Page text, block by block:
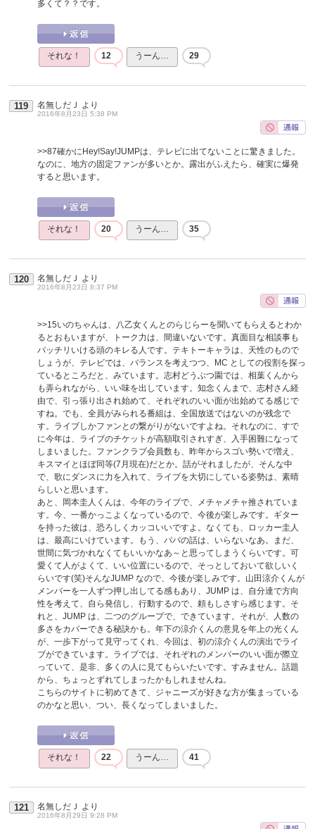
多くて？？です。
それな！ 12 うーん… 29
119 名無しだＪ より
2016年8月23日 5:38 PM
>>87確かにHey!Say!JUMPは、テレビに出てないことに驚きました。
なのに、地方の固定ファンが多いとか。露出がふえたら、確実に爆発
すると思います。
それな！ 20 うーん… 35
120 名無しだＪ より
2016年8月23日 8:37 PM
>>15いのちゃんは、八乙女くんとのらじらーを聞いてもらえるとわか
るとおもいますが、トーク力は、間違いないです。真面目な相談事も
バッチリいける頭のキレる人です。テキトーキャラは、天性のもので
しょうが、テレビでは、バランスを考えつつ、MC としての役割を探っ
ているところだと、みています。志村どうぶつ園では、相葉くんから
も弄られながら、いい味を出しています。知念くんまで、志村さん経
由で、引っ張り出され始めて、それぞれのいい面が出始めてる感じで
すね。でも、全員がみられる番組は、全国放送ではないのが残念で
す。ライブしかファンとの繋がりがないですよね。それなのに、すで
に今年は、ライブのチケットが高額取引されすぎ、入手困難になって
しまいました。ファンクラブ会員数も、昨年からスゴい勢いで増え、
キスマイとほぼ同等(7月現在)だとか。話がそれましたが、そんな中
で、歌にダンスに力を入れて、ライブを大切にしている姿勢は、素晴
らしいと思います。
あと、岡本圭人くんは、今年のライブで、メチャメチャ推されていま
す。今、一番かっこよくなっているので、今後が楽しみです。ギター
を持った彼は、恐ろしくカッコいいですよ。なくても、ロッカー圭人
は、最高にいけています。もう、パパの話は、いらないなあ。まだ、
世間に気づかれなくてもいいかなあ～と思ってしまうくらいです。可
愛くて人がよくて、いい位置にいるので、そっとしておいて欲しいく
らいです(笑)そんなJUMP なので、今後が楽しみです。山田涼介くんが
メンバーを一人ずつ押し出してる感もあり、JUMP は、自分達で方向
性を考えて、自ら発信し、行動するので、頼もしさすら感じます。そ
れと、JUMP は、二つのグループで、できています。それが、人数の
多さをカバーできる秘訣かも。年下の涼介くんの意見を年上の光くん
が、一歩下がって見守ってくれ、今回は、初の涼介くんの演出でライ
ブができています。ライブでは、それぞれのメンバーのいい面が際立
っていて、是非、多くの人に見てもらいたいです。すみません。話題
から、ちょっとずれてしまったかもしれませんね。
こちらのサイトに初めてきて、ジャニーズが好きな方が集まっている
のかなと思い、つい、長くなってしまいました。
それな！ 22 うーん… 41
121 名無しだＪ より
2016年8月29日 9:28 PM